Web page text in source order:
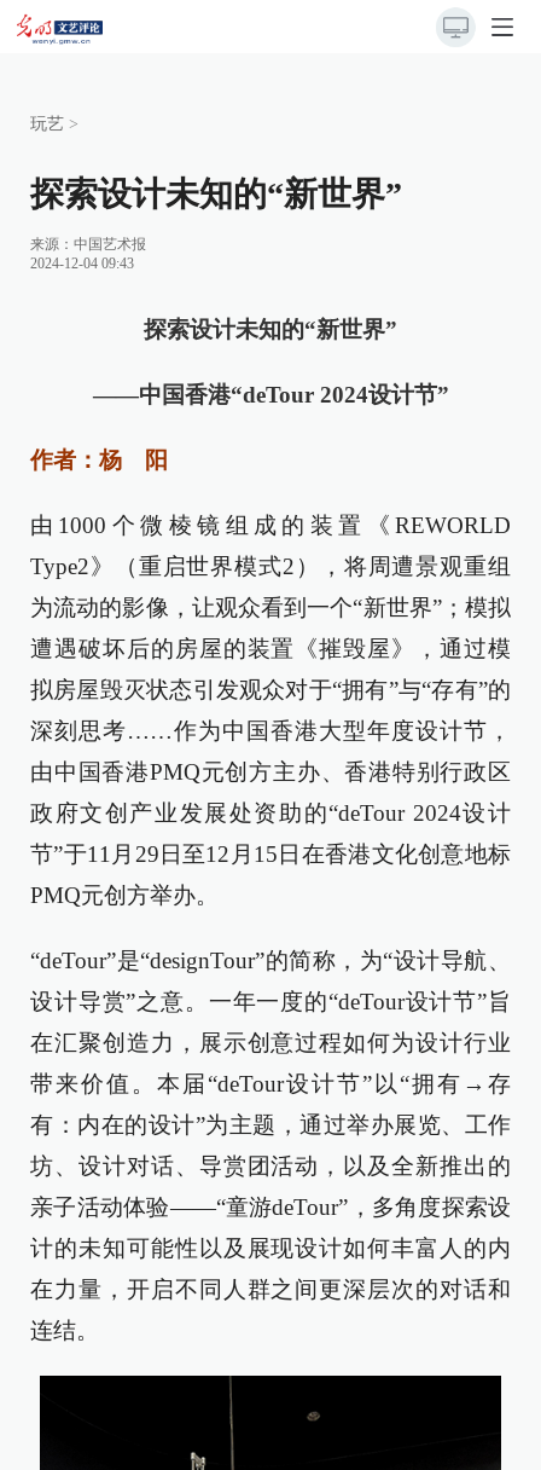
玩艺 >
探索设计未知的“新世界”
来源： 中国艺术报
2024-12-04 09:43
探索设计未知的“新世界”
——中国香港“deTour 2024设计节”
作者：杨 阳
由1000个微棱镜组成的装置《REWORLD
Type2》（重启世界模式2），将周遭景观重组
为流动的影像，让观众看到一个“新世界”；模拟
遭遇破坏后的房屋的装置《摧毁屋》，通过模
拟房屋毁灭状态引发观众对于“拥有”与“存有”的
深刻思考……作为中国香港大型年度设计节，
由中国香港PMQ元创方主办、香港特别行政区
政府文创产业发展处资助的“deTour 2024设计
节”于11月29日至12月15日在香港文化创意地标
PMQ元创方举办。
“deTour”是“designTour”的简称，为“设计导航、
设计导赏”之意。一年一度的“deTour设计节”旨
在汇聚创造力，展示创意过程如何为设计行业
带来价值。本届“deTour设计节”以“拥有→存
有：内在的设计”为主题，通过举办展览、工作
坊、设计对话、导赏团活动，以及全新推出的
亲子活动体验——“童游deTour”，多角度探索设
计的未知可能性以及展现设计如何丰富人的内
在力量，开启不同人群之间更深层次的对话和
连结。